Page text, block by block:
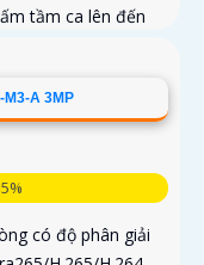
tầm ca lên đến